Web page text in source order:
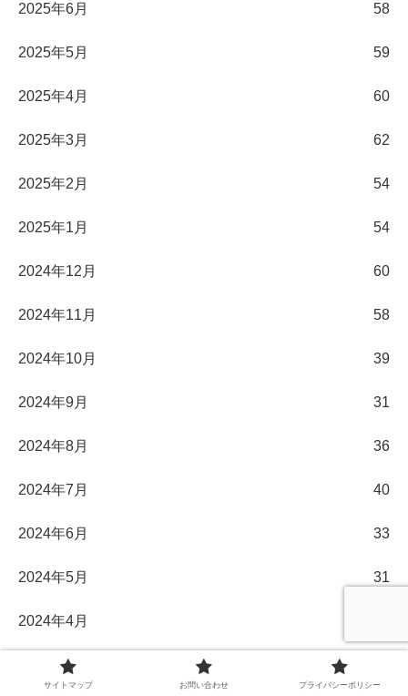
2025年6月 58
2025年5月 59
2025年4月 60
2025年3月 62
2025年2月 54
2025年1月 54
2024年12月 60
2024年11月 58
2024年10月 39
2024年9月 31
2024年8月 36
2024年7月 40
2024年6月 33
2024年5月 31
2024年4月
2024年3月
サイトマップ お問い合わせ プライバシーポリシー